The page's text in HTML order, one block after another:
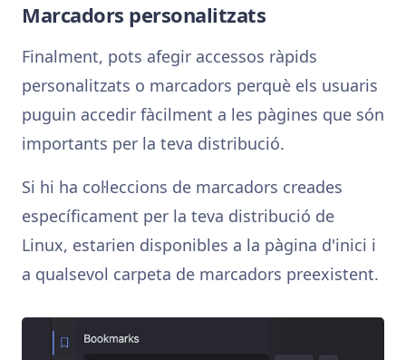
Marcadors personalitzats
Finalment, pots afegir accessos ràpids
personalitzats o marcadors perquè els usuaris
puguin accedir fàcilment a les pàgines que són
importants per la teva distribució.
Si hi ha col·leccions de marcadors creades
específicament per la teva distribució de
Linux, estarien disponibles a la pàgina d'inici i
a qualsevol carpeta de marcadors preexistent.